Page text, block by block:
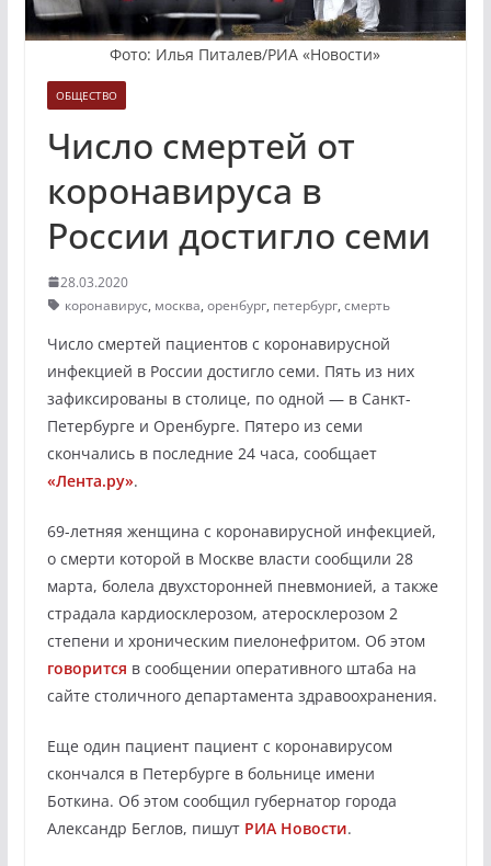
Фото: Илья Питалев/РИА «Новости»
ОБЩЕСТВО
Число смертей от
коронавируса в
России достигло семи
28.03.2020
коронавирус, москва, оренбург, петербург, смерть
Число смертей пациентов с коронавирусной
инфекцией в России достигло семи. Пять из них
зафиксированы в столице, по одной — в Санкт-
Петербурге и Оренбурге. Пятеро из семи
скончались в последние 24 часа, сообщает
«Лента.ру».
69-летняя женщина с коронавирусной инфекцией,
о смерти которой в Москве власти сообщили 28
марта, болела двухсторонней пневмонией, а также
страдала кардиосклерозом, атеросклерозом 2
степени и хроническим пиелонефритом. Об этом
говорится в сообщении оперативного штаба на
сайте столичного департамента здравоохранения.
Еще один пациент пациент с коронавирусом
скончался в Петербурге в больнице имени
Боткина. Об этом сообщил губернатор города
Александр Беглов, пишут РИА Новости.